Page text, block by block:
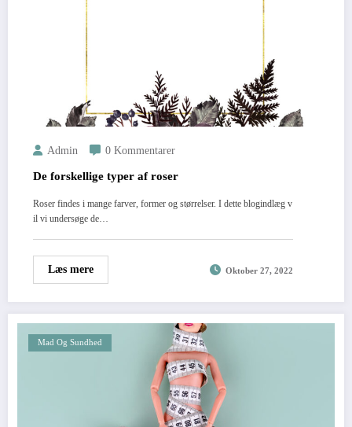
Admin 0 Kommentarer
De forskellige typer af roser
Roser findes i mange farver, former og størrelser. I dette blogindlæg v
il vi undersøge de…
Læs mere Oktober 27, 2022
Mad Og Sundhed